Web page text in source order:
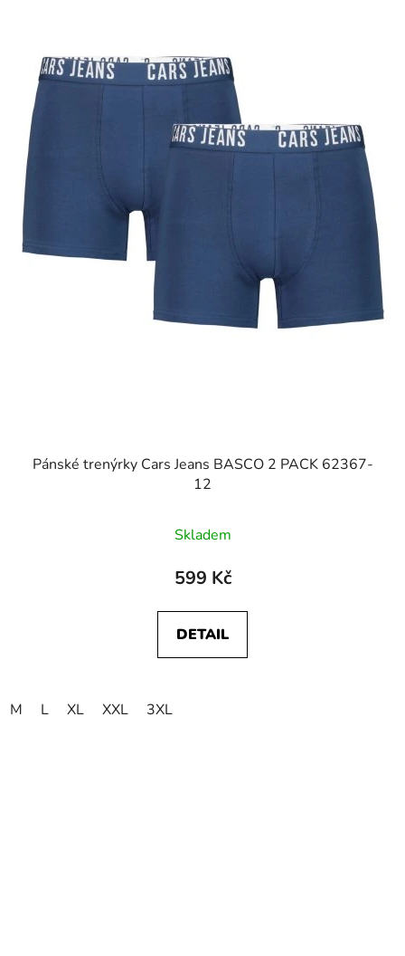
Pánské trenýrky Cars Jeans BASCO 2 PACK 62367-
12
Skladem
599 Kč
DETAIL
M L XL XXL 3XL